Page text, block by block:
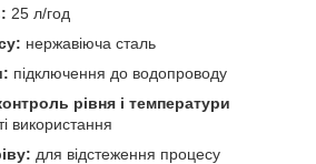
25 л/год
нержавіюча сталь
підключення до водопроводу
рівня і температури
використання
для відстеження процесу